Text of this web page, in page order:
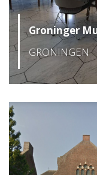
Groninger
GRONINGEN